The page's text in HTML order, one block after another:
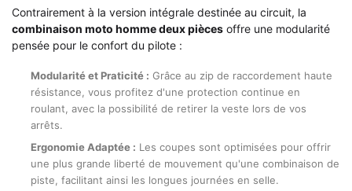
Contrairement à la version intégrale destinée au circuit, la
combinaison moto homme deux pièces offre une modularité
pensée pour le confort du pilote :
Modularité et Praticité : Grâce au zip de raccordement haute
résistance, vous profitez d'une protection continue en
roulant, avec la possibilité de retirer la veste lors de vos
arrêts.
Ergonomie Adaptée : Les coupes sont optimisées pour offrir
une plus grande liberté de mouvement qu'une combinaison de
piste, facilitant ainsi les longues journées en selle.